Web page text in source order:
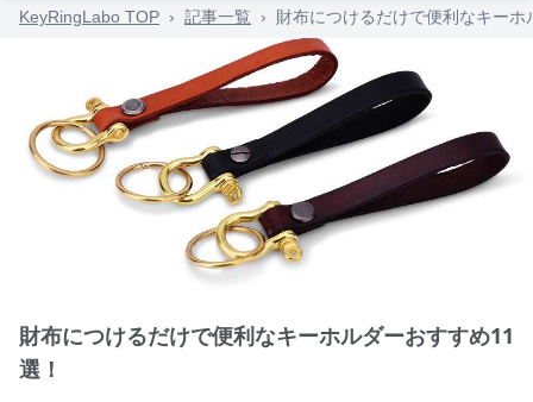
KeyRingLabo TOP › 記事一覧 › 財布につけるだけで便利なキー
財布につけるだけで便利なキーホルダーおすすめ11
選！